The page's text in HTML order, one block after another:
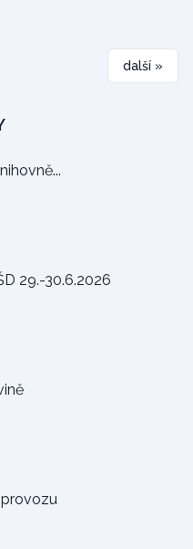
29.-30.6.2026
další »